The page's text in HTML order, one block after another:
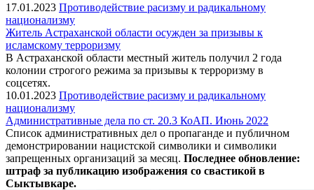
17.01.2023 Противодействие расизму и радикальному
национализму
Житель Астраханской области осужден за призывы к
исламскому терроризму
В Астраханской области местный житель получил 2 года
колонии строгого режима за призывы к терроризму в
соцсетях.
10.01.2023 Противодействие расизму и радикальному
национализму
Административные дела по ст. 20.3 КоАП. Июнь 2022
Список административных дел о пропаганде и публичном
демонстрировании нацистской символики и символики
запрещенных организаций за месяц. Последнее обновление:
штраф за публикацию изображения со свастикой в
Сыктывкаре.